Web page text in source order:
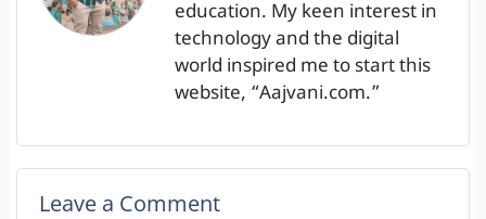
education. My keen interest in
technology and the digital
world inspired me to start this
website, “Aajvani.com.”
Leave a Comment